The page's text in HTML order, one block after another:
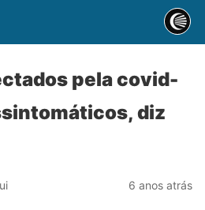
pela covid-
diz
6 anos atrás